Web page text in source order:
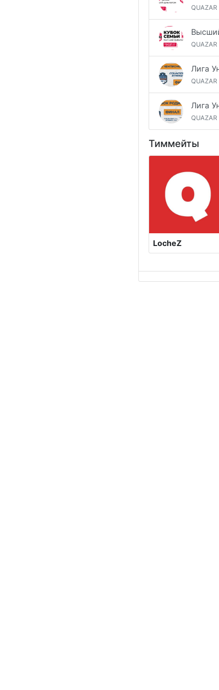
QUAZAR
QUAZAR
QUAZAR
QUAZAR
Тиммейты
LocheZ